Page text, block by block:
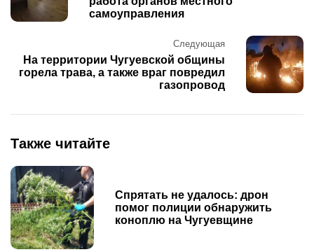
самоуправления
Следующая
На территории Чугуевской общины
горела трава, а также враг повредил
газопровод
Также читайте
Спрятать не удалось: дрон
помог полиции обнаружить
коноплю на Чугуевщине